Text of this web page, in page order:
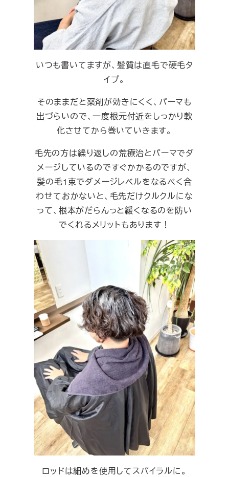
いつも書いてますが、髪質は直毛で硬毛タ
イプ。
そのままだと薬剤が効きにくく、パーマも
出づらいので、一度根元付近をしっかり軟
化させてから巻いていきます。
毛先の方は繰り返しの荒療治とパーマでダ
メージしているのですぐかかるのですが、
髪の毛1束でダメージレベルをなるべく合
わせておかないと、毛先だけクルクルにな
って、根本がだらんっと緩くなるのを防い
でくれるメリットもあります！
ロッドは細めを使用してスパイラルに。